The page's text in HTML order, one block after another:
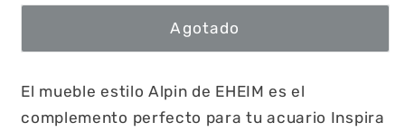
Agotado
El mueble estilo Alpin de EHEIM es el
complemento perfecto para tu acuario Inspira